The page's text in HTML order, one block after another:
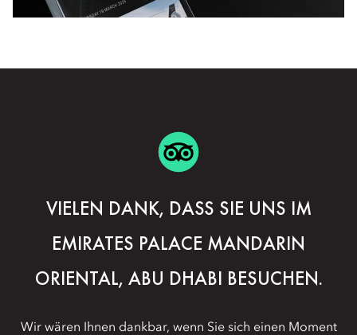
VIELEN DANK, DASS SIE UNS IM
EMIRATES PALACE MANDARIN
ORIENTAL, ABU DHABI BESUCHEN.
Wir wären Ihnen dankbar, wenn Sie sich einen Moment